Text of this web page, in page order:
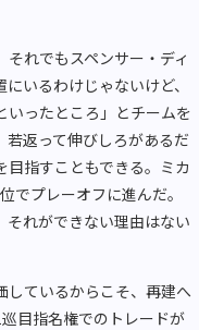
れでもスペンサー・ディ
いるわけじゃないけど、
いったところ」とチームを
返って伸びしろがあるだ
指すこともできる。ミカ
でプレーオフに進んだ。
れができない理由はない
しているからこそ、再建へ
目指名権でのトレードが